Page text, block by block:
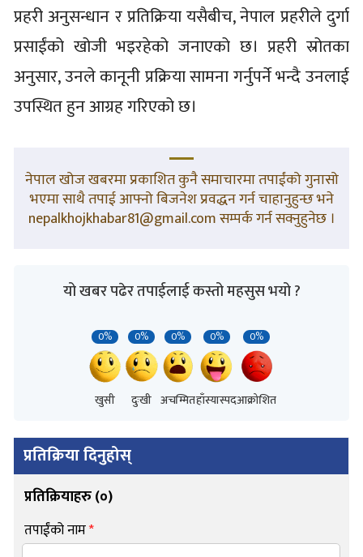
प्रहरी अनुसन्धान र प्रतिक्रिया यसैबीच, नेपाल प्रहरीले दुर्गा
प्रसाईंको खोजी भइरहेको जनाएको छ। प्रहरी स्रोतका
अनुसार, उनले कानूनी प्रक्रिया सामना गर्नुपर्ने भन्दै उनलाई
उपस्थित हुन आग्रह गरिएको छ।
नेपाल खोज खबरमा प्रकाशित कुनै समाचारमा तपाईंको गुनासो
भएमा साथै तपाई आफ्नो बिजनेश प्रवद्धन गर्न चाहानुहुन्छ भने
nepalkhojkhabar81@gmail.com सम्पर्क गर्न सक्नुहुनेछ ।
यो खबर पढेर तपाईलाई कस्तो महसुस भयो ?
0%
खुसी
0%
दुःखी
0%
अचम्मित
0%
हाँस्यास्पद
0%
आक्रोशित
प्रतिक्रिया दिनुहोस्
प्रतिक्रियाहरु (०)
तपाईंको नाम*